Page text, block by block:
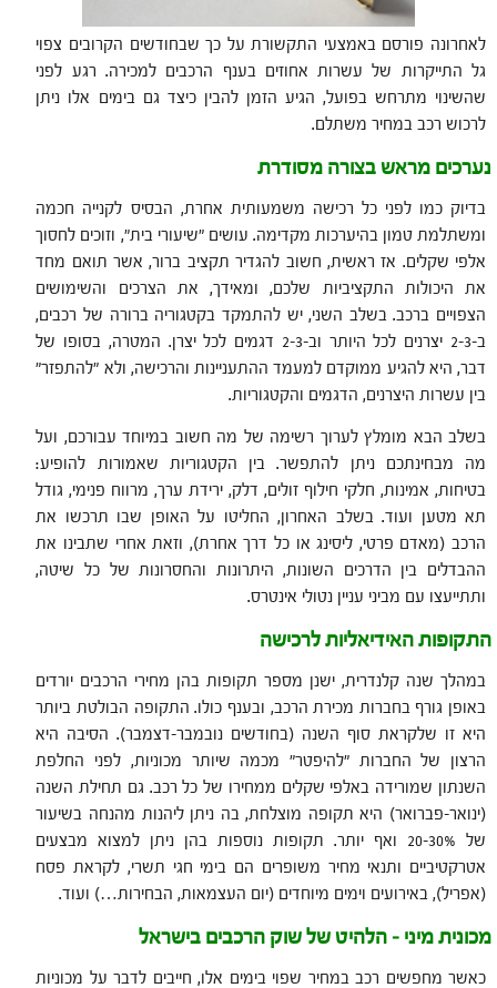
לאחרונה פורסם באמצעי התקשורת על כך שבחודשים הקרובים צפוי
גל התייקרות של עשרות אחוזים בענף הרכבים למכירה. רגע לפני
שהשינוי מתרחש בפועל, הגיע הזמן להבין כיצד גם בימים אלו ניתן
לרכוש רכב במחיר משתלם.
נערכים מראש בצורה מסודרת
בדיוק כמו לפני כל רכישה משמעותית אחרת, הבסיס לקנייה חכמה
ומשתלמת טמון בהיערכות מקדימה. עושים "שיעורי בית", וזוכים לחסוך
אלפי שקלים. אז ראשית, חשוב להגדיר תקציב ברור, אשר תואם מחד
את היכולות התקציביות שלכם, ומאידך, את הצרכים והשימושים
הצפויים ברכב. בשלב השני, יש להתמקד בקטגוריה ברורה של רכבים,
ב-2-3 יצרנים לכל היותר וב-2-3 דגמים לכל יצרן. המטרה, בסופו של
דבר, היא להגיע ממוקדם למעמד ההתעניינות והרכישה, ולא "להתפזר"
בין עשרות היצרנים, הדגמים והקטגוריות.
בשלב הבא מומלץ לערוך רשימה של מה חשוב במיוחד עבורכם, ועל
מה מבחינתכם ניתן להתפשר. בין הקטגוריות שאמורות להופיע:
בטיחות, אמינות, חלקי חילוף זולים, דלק, ירידת ערך, מרווח פנימי, גודל
תא מטען ועוד. בשלב האחרון, החליטו על האופן שבו תרכשו את
הרכב (מאדם פרטי, ליסינג או כל דרך אחרת), וזאת אחרי שתבינו את
ההבדלים בין הדרכים השונות, היתרונות והחסרונות של כל שיטה,
ותתייעצו עם מביני עניין נטולי אינטרס.
התקופות האידיאליות לרכישה
במהלך שנה קלנדרית, ישנן מספר תקופות בהן מחירי הרכבים יורדים
באופן גורף בחברות מכירת הרכב, ובענף כולו. התקופה הבולטת ביותר
היא זו שלקראת סוף השנה (בחודשים נובמבר-דצמבר). הסיבה היא
הרצון של החברות "להיפטר" מכמה שיותר מכוניות, לפני החלפת
השנתון שמורידה באלפי שקלים ממחירו של כל רכב. גם תחילת השנה
(ינואר-פברואר) היא תקופה מוצלחת, בה ניתן ליהנות מהנחה בשיעור
של 20-30% ואף יותר. תקופות נוספות בהן ניתן למצוא מבצעים
אטרקטיביים ותנאי מחיר משופרים הם בימי חגי תשרי, לקראת פסח
(אפריל), באירועים וימים מיוחדים (יום העצמאות, הבחירות…) ועוד.
מכונית מיני – הלהיט של שוק הרכבים בישראל
כאשר מחפשים רכב במחיר שפוי בימים אלו, חייבים לדבר על מכוניות